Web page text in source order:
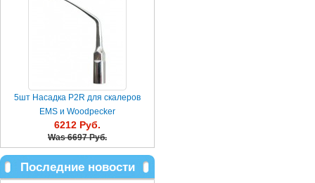
5шт Насадка P2R для скалеров
EMS и Woodpecker
6212 Руб.
Was6697 Руб.
Последние новости